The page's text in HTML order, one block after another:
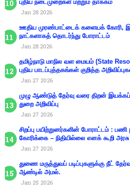
புதிய நடைமுறைகள் மற்றும் தாக்கம்
Jan 28 2026
ஊதிய முரண்பாட்டைக் களையக் கோரி,
நாட்களாகத் தொடர்ந்து போராட்டம்
Jan 28 2026
தமிழ்நாடு மாநில வள மையம் (State
புதிய பாடப்புத்தகங்கள் குறித்த
Jan 27 2026
முழு ஆண்டுத் தேர்வு வரை திறன் இயக்கப்
துறை அறிவிப்பு
Jan 27 2026
சிறப்பு பயிற்றுனர்களின் போராட்டம் : பணி
கோரிக்கை – நிதியில்லை எனக் கூறி அரசு
Jan 27 2026
துணை மருத்துவப் படிப்புகளுக்கு நீட்
ஆண்டில் அமல்.
Jan 25 2026